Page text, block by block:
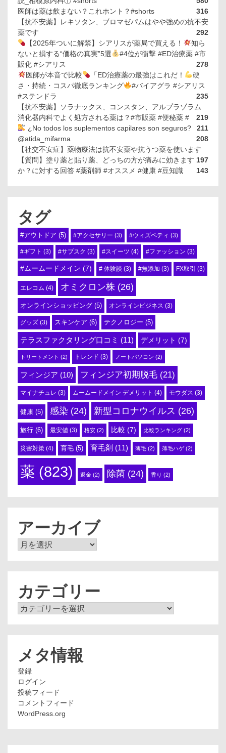
医師は薬は飲まない？これホント？#shorts
316
【抗不安薬】レキソタン、ブロマゼパムはやや強めの抗不安
薬です
292
【2025年ついに解禁】シアリスが薬局で買える！
知ら
ないと損する“価格の真実”5選
#4位が衝撃 #ED治療薬 #市
販化 #シアリス
278
医師が本音で比較
「ED治療薬の最強はこれだ！
硬
さ・持続・コスパ徹底ランキング
#バイアグラ #シアリス
#ステンドラ
235
【抗不安薬】ソラナックス、コンスタン、アルプラゾラム
219
消化器内科でよく処方される薬は？#市販薬 #便秘薬 #
211
¿No todos los suplementos capilares son seguros?
@atida_mifarma
208
【社交不安症】薬物療法は抗不安薬や抗うつ薬を使います
197
【質問】塗り薬と貼り薬、どっちの方が痛みに効きます
か？に対する回答 #薬剤師 #オススメ #健康 #豆知識
143
タグ
#アウトドア (5) #アクセサリー (3) #ウィズペティ (3)
#ギフト (3) #サブスク (3) #スイーツ (4) #ファッション (3)
#ムームードメイン (7) # 体験談 (3) #無添加 (3) FX取引 (3)
エレコム (4) オミクロン株 (26)
オンラインショッピング (5) オンラインビジネス (3)
グッズ (3) スキンケア (6) テクノロジー (5)
テラスファクタリング口コミ (11) デメリット (7)
トリートメント (2) トレンド (3) ノートパソコン (2)
フィンジア (10) フィンジア初期脱毛 (21)
マイナチュレ (3) ムームードメイン デメリット (4) モウダス (3)
健康 (5) 感染 (24) 新型コロナウイルス (26)
旅行 (6) 最安値 (3) 格安 (2) 比較 (7) 比較ランキング (2)
災害対策 (4) 育毛 (5) 育毛剤 (11) 薄毛 (2) 薄毛ハゲ(2)
薬 (823) 返金 (2) 除菌 (24) 香り (2)
アーカイブ
ア
カテゴリー
カ
メタ情報
登録
ログイン
投稿フィード
コメントフィード
WordPress.org